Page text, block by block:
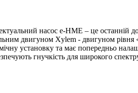
насос e-HME ​​– це останній
двигуном Xylem - двигуном
установку та має попередньо
гнучкість для широкого